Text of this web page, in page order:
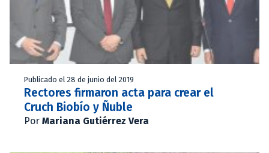
Publicado el 28 de junio del 2019
Rectores firmaron acta para crear el
Cruch Biobío y Ñuble
Por Mariana Gutiérrez Vera